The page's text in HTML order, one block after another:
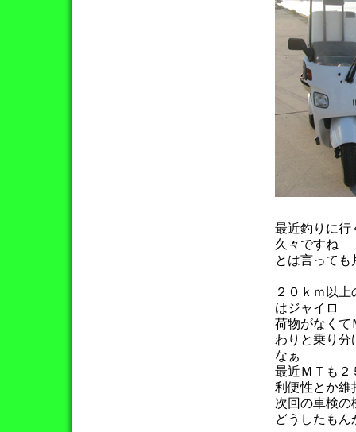
最近釣りに行
久々ですね
とは言って
２０ｋｍ以
はジャイロ
荷物がなくて
わりと乗り分
なぁ
最近ＭＴも２
利便性とか維
次回の車検の
どうしたも